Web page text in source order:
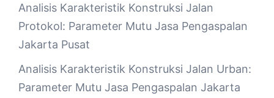
Analisis Karakteristik Konstruksi Jalan
Protokol: Parameter Mutu Jasa Pengaspalan
Jakarta Pusat
Analisis Karakteristik Konstruksi Jalan Urban:
Parameter Mutu Jasa Pengaspalan Jakarta